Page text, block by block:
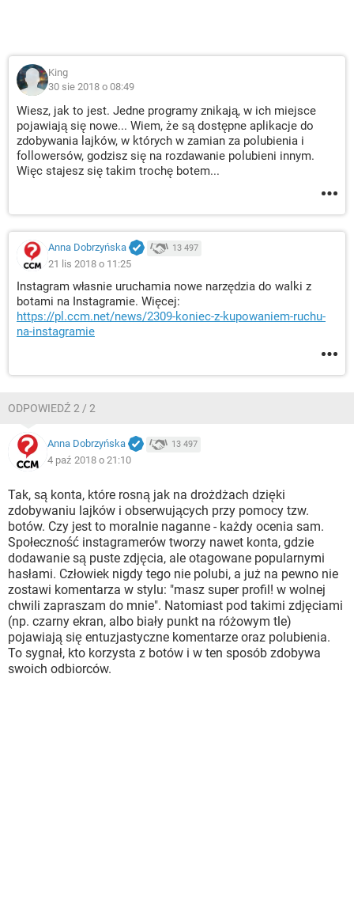
King
30 sie 2018 o 08:49
Wiesz, jak to jest. Jedne programy znikają, w ich miejsce
pojawiają się nowe... Wiem, że są dostępne aplikacje do
zdobywania lajków, w których w zamian za polubienia i
followersów, godzisz się na rozdawanie polubieni innym.
Więc stajesz się takim trochę botem...
Anna Dobrzyńska 13 497
21 lis 2018 o 11:25
Instagram własnie uruchamia nowe narzędzia do walki z
botami na Instagramie. Więcej:
https://pl.ccm.net/news/2309-koniec-z-kupowaniem-ruchu-
na-instagramie
ODPOWIEDŹ 2 / 2
Anna Dobrzyńska 13 497
4 paź 2018 o 21:10
Tak, są konta, które rosną jak na drożdżach dzięki
zdobywaniu lajków i obserwujących przy pomocy tzw.
botów. Czy jest to moralnie naganne - każdy ocenia sam.
Społeczność instagramerów tworzy nawet konta, gdzie
dodawanie są puste zdjęcia, ale otagowane popularnymi
hasłami. Człowiek nigdy tego nie polubi, a już na pewno nie
zostawi komentarza w stylu: "masz super profil! w wolnej
chwili zapraszam do mnie". Natomiast pod takimi zdjęciami
(np. czarny ekran, albo biały punkt na różowym tle)
pojawiają się entuzjastyczne komentarze oraz polubienia.
To sygnał, kto korzysta z botów i w ten sposób zdobywa
swoich odbiorców.